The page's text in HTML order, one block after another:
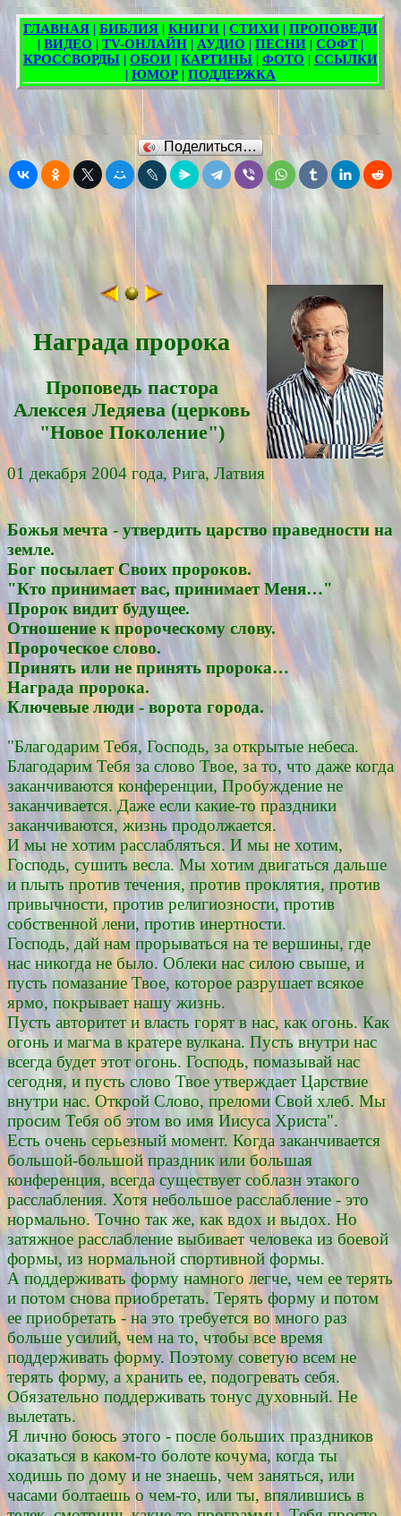
Поделиться…
Награда пророка
Проповедь пасторa
Алексея Ледяевa (церковь
"Новое Поколение")
01 декабря 2004 года, Рига, Латвия
Божья мечта - утвердить царство праведности на
земле.
Бог посылает Своих пророков.
"Кто принимает вас, принимает Меня…"
Пророк видит будущее.
Отношение к пророческому слову.
Пророческое слово.
Принять или не принять пророка…
Награда пророка.
Ключевые люди - ворота города.
"Благодарим Тебя, Господь, за открытые небеса.
Благодарим Тебя за слово Твое, за то, что даже когда
заканчиваются конференции, Пробуждение не
заканчивается. Даже если какие-то праздники
заканчиваются, жизнь продолжается.
И мы не хотим расслабляться. И мы не хотим,
Господь, сушить весла. Мы хотим двигаться дальше
и плыть против течения, против проклятия, против
привычности, против религиозности, против
собственной лени, против инертности.
Господь, дай нам прорываться на те вершины, где
нас никогда не было. Облеки нас силою свыше, и
пусть помазание Твое, которое разрушает всякое
ярмо, покрывает нашу жизнь.
Пусть авторитет и власть горят в нас, как огонь. Как
огонь и магма в кратере вулкана. Пусть внутри нас
всегда будет этот огонь. Господь, помазывай нас
сегодня, и пусть слово Твое утверждает Царствие
внутри нас. Открой Слово, преломи Свой хлеб. Мы
просим Тебя об этом во имя Иисуса Христа".
Есть очень серьезный момент. Когда заканчивается
большой-большой праздник или большая
конференция, всегда существует соблазн этакого
расслабления. Хотя небольшое расслабление - это
нормально. Точно так же, как вдох и выдох. Но
затяжное расслабление выбивает человека из боевой
формы, из нормальной спортивной формы.
А поддерживать форму намного легче, чем ее терять
и потом снова приобретать. Терять форму и потом
ее приобретать - на это требуется во много раз
больше усилий, чем на то, чтобы все время
поддерживать форму. Поэтому советую всем не
терять форму, а хранить ее, подогревать себя.
Обязательно поддерживать тонус духовный. Не
вылетать.
Я лично боюсь этого - после больших праздников
оказаться в каком-то болоте кочума, когда ты
ходишь по дому и не знаешь, чем заняться, или
часами болтаешь о чем-то, или ты, впялившись в